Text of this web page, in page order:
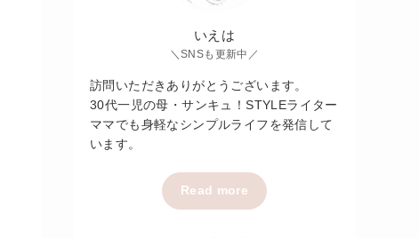
いえは
＼SNSも更新中／
訪問いただきありがとうございます。
30代一児の母・サンキュ！STYLEライター
ママでも身軽なシンプルライフを発信して
います。
Read more